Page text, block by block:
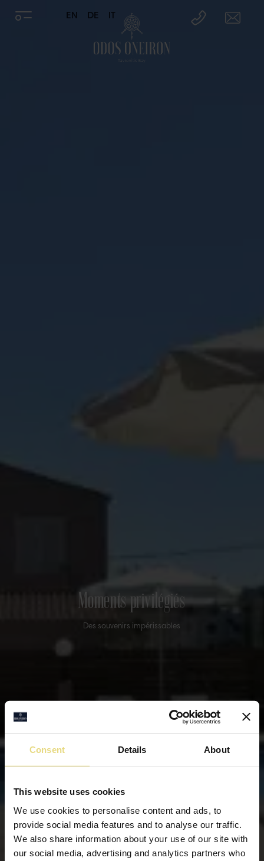
Consent Details About
This website uses cookies
We use cookies to personalise content and ads, to
provide social media features and to analyse our traffic.
We also share information about your use of our site with
our social media, advertising and analytics partners who
EN DE IT
Moments privilégiés
Des souvenirs impérissables